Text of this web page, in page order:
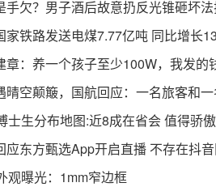
手欠？男子酒后故意扔反光锥砸坏
家铁路发送电煤7.77亿吨 同比增长
章：养一个孩子至少100W，我发的
晴空颠簸，国航回应：一名旅客和
士生分布地图:近8成在省会 值得骄
应东方甄选App开启直播 不存在抖
观曝光：1mm窄边框